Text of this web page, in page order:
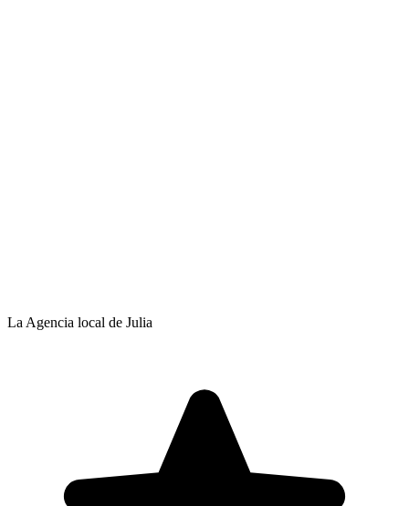
La Agencia local de Julia